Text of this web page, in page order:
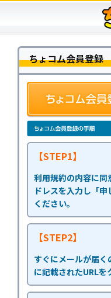
ちょコム会員登録
【STEP1】
利用規約の内容に同
ドレスを入力し「
ください。
【STEP2】
すぐにメールが届
に記載されたURLを